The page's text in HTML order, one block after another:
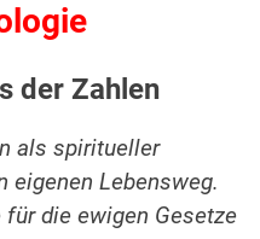
der Zahlen
als spiritueller
Lebensweg.
die ewigen Gesetze